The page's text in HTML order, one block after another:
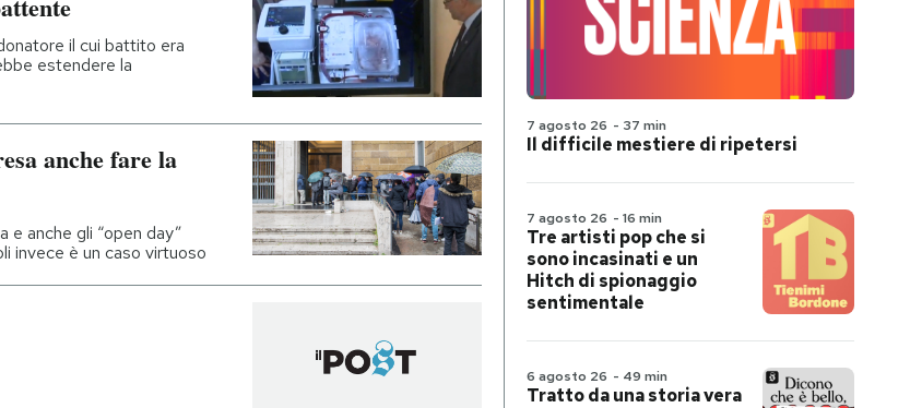
il cui battito era
estendere la
anche fare la
e anche gli “open day”
invece è un caso virtuoso
7 agosto 26 - 37 min
Il difficile mestiere di ripetersi
7 agosto 26 - 16 min
Tre artisti pop che si
sono incasinati e un
Hitch di spionaggio
sentimentale
6 agosto 26 - 49 min
Tratto da una storia vera